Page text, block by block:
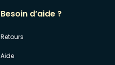
Besoin d’aide ?
Retours
Aide